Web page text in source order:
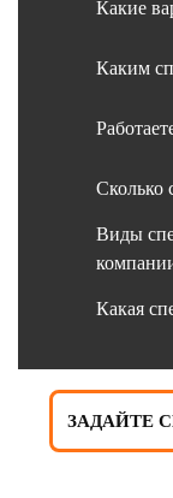
Какие
Каким
Сколько
Виды
Какая
ЗАДАЙТЕ